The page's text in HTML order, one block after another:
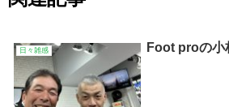
日々雑感 Foot proの小